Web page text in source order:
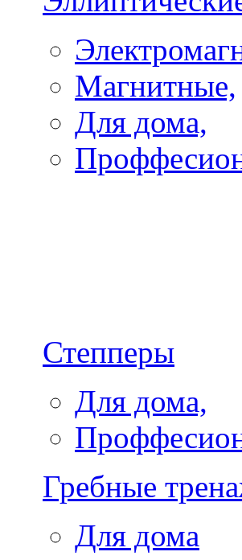
Магнитные,
Для дома,
Степперы
Для дома,
Гребные
Для дома